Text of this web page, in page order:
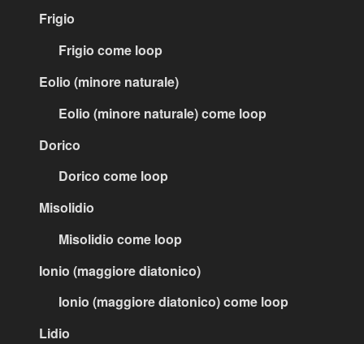
Frigio
Frigio come loop
Eolio (minore naturale)
Eolio (minore naturale) come loop
Dorico
Dorico come loop
Misolidio
Misolidio come loop
Ionio (maggiore diatonico)
Ionio (maggiore diatonico) come loop
Lidio